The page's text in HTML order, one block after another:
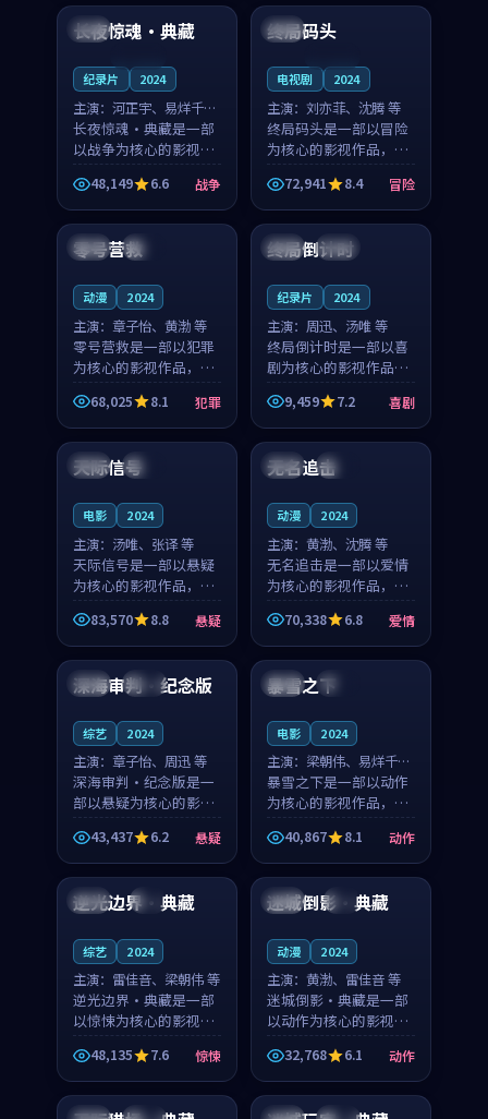
风、应南风用细腻的表
演撑起整部动作电影，
见秋、顾沂溪用细腻的
表演撑起整部动漫电
中国
长夜惊魂·典藏
纪录片 2024
主演： 河正宇、易烊千玺
等
长夜惊魂·典藏是一部
以战争为核心的影视作
品，围绕危机、反转与
人物成长展开，整体节
奏紧凑，值得推荐观
看。
48,149 6.6 战争
韩国
终局码头
电视剧 2024
主演： 刘亦菲、沈腾 等
终局码头是一部以冒险
为核心的影视作品，围
绕危机、反转与人物成
长展开，整体节奏紧
凑，值得推荐观看。
72,941 8.4 冒险
泰国 热播
零号营救
动漫 2024
主演： 章子怡、黄渤 等
零号营救是一部以犯罪
为核心的影视作品，围
绕危机、反转与人物成
长展开，整体节奏紧
凑，值得推荐观看。
68,025 8.1 犯罪
法国 完结
终局倒计时
纪录片 2024
主演： 周迅、汤唯 等
终局倒计时是一部以喜
剧为核心的影视作品，
围绕危机、反转与人物
成长展开，整体节奏紧
凑，值得推荐观看。
9,459 7.2 喜剧
韩国 独播
天际信号
电影 2024
主演： 汤唯、张译 等
天际信号是一部以悬疑
为核心的影视作品，围
绕危机、反转与人物成
长展开，整体节奏紧
凑，值得推荐观看。
83,570 8.8 悬疑
中国 热播
无名追击
动漫 2024
主演： 黄渤、沈腾 等
无名追击是一部以爱情
为核心的影视作品，围
绕危机、反转与人物成
长展开，整体节奏紧
凑，值得推荐观看。
70,338 6.8 爱情
泰国 热播
深海审判·纪念版
综艺 2024
主演： 章子怡、周迅 等
深海审判·纪念版是一
部以悬疑为核心的影视
作品，围绕危机、反转
与人物成长展开，整体
节奏紧凑，值得推荐观
看。
43,437 6.2 悬疑
韩国 热播
暴雪之下
电影 2024
主演： 梁朝伟、易烊千玺
等
暴雪之下是一部以动作
为核心的影视作品，围
绕危机、反转与人物成
长展开，整体节奏紧
凑，值得推荐观看。
40,867 8.1 动作
日本 4K
逆光边界·典藏
综艺 2024
主演： 雷佳音、梁朝伟 等
逆光边界·典藏是一部
以惊悚为核心的影视作
品，围绕危机、反转与
人物成长展开，整体节
奏紧凑，值得推荐观
看。
48,135 7.6 惊悚
韩国 4K
迷城倒影·典藏
动漫 2024
主演： 黄渤、雷佳音 等
迷城倒影·典藏是一部
以动作为核心的影视作
品，围绕危机、反转与
人物成长展开，整体节
奏紧凑，值得推荐观
看。
32,768 6.1 动作